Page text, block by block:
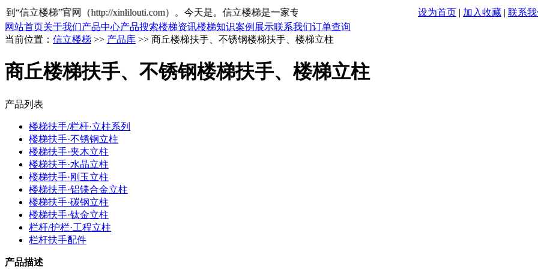
“信立楼梯”官网（http://xinlilouti.com）。今天是。信立楼梯是一家专注不锈钢楼梯扶手、楼梯立柱、不锈钢栏杆立柱、护栏立
设为首页 | 加入收藏 | 联系
网站首页关于我们产品中心产品搜索楼梯资讯楼梯知识案例展示联系我们订单查询
当前位置： 信立楼梯 >> 产品库 >> 商丘楼梯扶手、不锈钢楼梯扶手、楼梯立柱
商丘楼梯扶手、不锈钢楼梯扶手、楼梯立柱
产品列表
楼梯扶手/栏杆·立柱系列
楼梯扶手·不锈钢立柱
楼梯扶手·夹木立柱
楼梯扶手·水晶立柱
楼梯扶手·刚玉立柱
楼梯扶手·铝镁合金立柱
楼梯扶手·碳钢立柱
楼梯扶手·钛金立柱
栏杆/护栏·工程立柱
栏杆扶手配件
产品描述